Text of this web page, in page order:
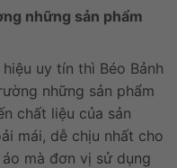
những sản phẩm
uy tín thì Béo Bảnh
những sản phẩm
chất liệu của sản
mái, dễ chịu nhất cho
mà đơn vị sử dụng